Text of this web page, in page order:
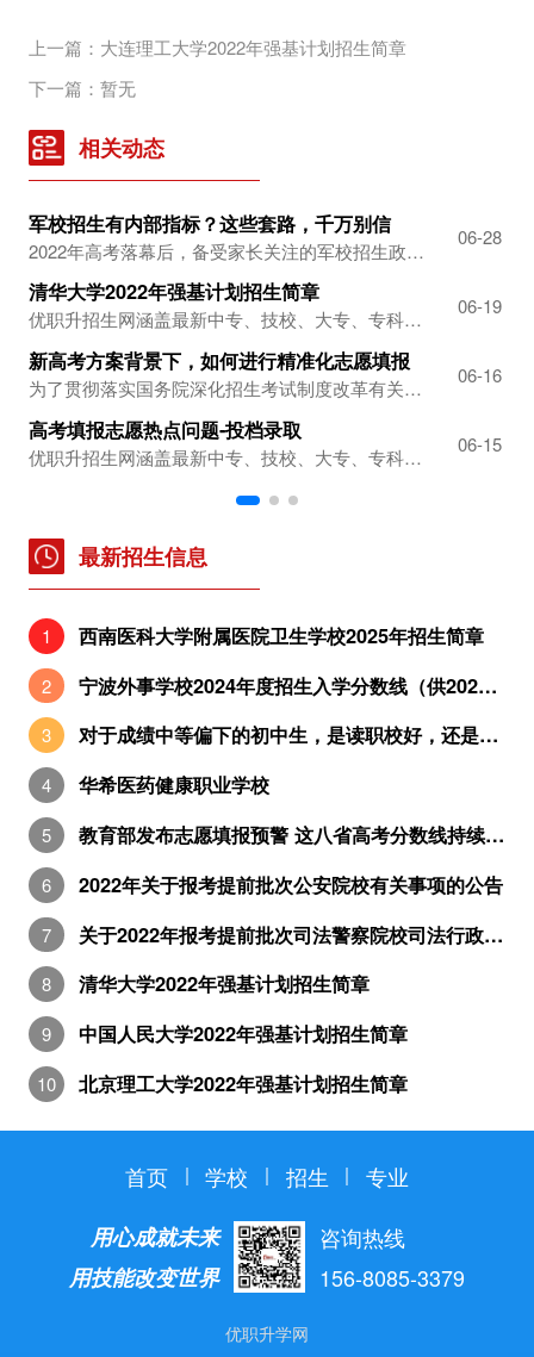
上一篇：大连理工大学2022年强基计划招生简章
下一篇：暂无
相关动态
军校招生有内部指标？这些套路，千万别信
2022年高考落幕后，备受家长关注的军校招生政策成为热点。不法分子利用考生和家长的急切心情，以多种幌子实施诈骗。请考生与家长注意识别骗局，切勿相信所谓捷径。 每年高考招生录取期间，都有一些人打着军校招生的旗号进行招生诈骗。其诈骗伎俩大体有三种： 一是说自己有关系，可以帮助分数不够的考生上军校。 二是吹嘘自己可以保...
06-28
清华大学2022年强基计划招生简章
优职升招生网涵盖最新中专、技校、大专、专科各类职业教育学校的学校信息,专业信息,招生要求等信息，帮助同学想要读职校、中职、职中、职业高中、3+2五年制大专的同学以及有读职校资格的朋友择优质学校、选前景专业的一站式招生平台.
06-19
新高考方案背景下，如何进行精准化志愿填报
为了贯彻落实国务院深化招生考试制度改革有关精神，根据《国务院关于深化考试招生制度改革的实施意见》提出新高考方案改革意见，招生录取机制也在不断地变化，例如创造条件从而取消高校招生录取批次，改善志愿填报方式，逐步推广完善平行志愿的填报方式等，促进了考生和高校间的双向选择。随着新高考方案改革的不断深入，志愿填报精准化已经成为...
06-16
高考填报志愿热点问题-投档录取
优职升招生网涵盖最新中专、技校、大专、专科各类职业教育学校的学校信息,专业信息,招生要求等信息，帮助同学想要读职校、中职、职中、职业高中、3+2五年制大专的同学以及有读职校资格的朋友择优质学校、选前景专业的一站式招生平台.
06-15
最新招生信息
西南医科大学附属医院卫生学校2025年招生简章
宁波外事学校2024年度招生入学分数线（供2025年考生参考）
对于成绩中等偏下的初中生，是读职校好，还是五年制大专好？
华希医药健康职业学校
教育部发布志愿填报预警 这八省高考分数线持续出炉
2022年关于报考提前批次公安院校有关事项的公告
关于2022年报考提前批次司法警察院校司法行政警察类专业有关事项的公告
清华大学2022年强基计划招生简章
中国人民大学2022年强基计划招生简章
北京理工大学2022年强基计划招生简章
首页 学校 招生
专业
用心成就未来
用技能改变世界
咨询热线
156-8085-3379
优职升学网